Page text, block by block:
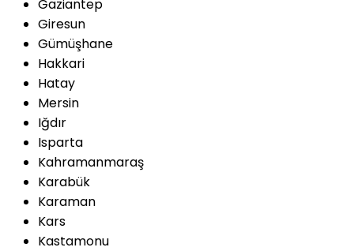
Gaziantep
Giresun
Gümüşhane
Hakkari
Hatay
Mersin
Iğdır
Isparta
Kahramanmaraş
Karabük
Karaman
Kars
Kastamonu